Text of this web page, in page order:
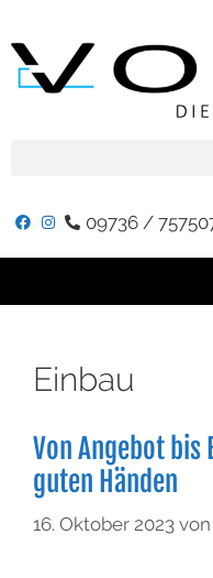
09736 /
Einbau
Von Angebot
guten Händen
16. Oktober 2023 von